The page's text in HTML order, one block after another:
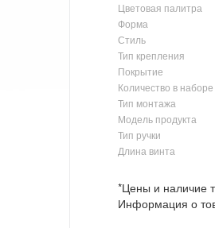
Цветовая палитра
Форма
Стиль
Тип крепления
Покрытие
Количество в наборе
Тип монтажа
Модель продукта
Тип ручки
Длина винта
*Цены и наличие
Информация о